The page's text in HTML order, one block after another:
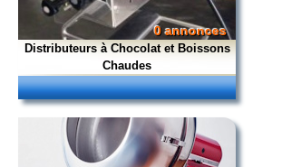
0 annonces
Distributeurs à Chocolat et Boissons
Chaudes